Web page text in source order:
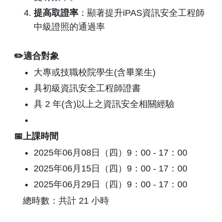
提高取證率 ：顯著提升iPAS資訊安全工程師
中級證照的通過率
✏️適合對象
大專或技職校院學生(含畢業生)
具初級資訊安全工程師證書
具 2 年(含)以上之資訊安全相關經驗
📅上課時間
2025年06月08日（四）9：00 - 17：00
2025年06月15日（四）9：00 - 17：00
2025年06月29日（四）9：00 - 17：00
總時數：共計 21 小時